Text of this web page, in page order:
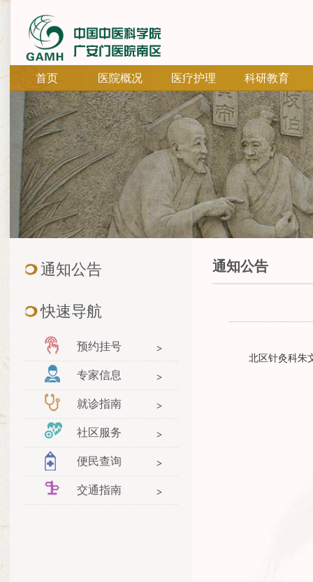
首页 医院概况 医疗护理 科研教育
通知公告
快速导航
预约挂号
专家信息
就诊指南
社区服务
便民查询
交通指南
通知公告
北区针灸科朱文